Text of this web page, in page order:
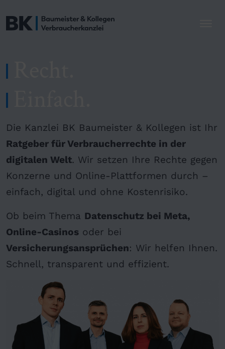
Die Kanzlei BK Baumeister & Kollegen ist Ihr
Ratgeber für Verbraucherrechte in der
digitalen Welt. Wir setzen Ihre Rechte gegen
Konzerne und Online-Plattformen durch –
einfach, digital und ohne Kostenrisiko.
Ob beim Thema Datenschutz bei Meta,
Online-Casinos oder bei
Versicherungsansprüchen: Wir helfen Ihnen.
Schnell, transparent und effizient.